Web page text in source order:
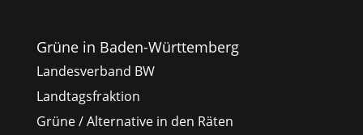
Grüne in Baden-Württemberg
Landesverband BW
Landtagsfraktion
Grüne / Alternative in den Räten